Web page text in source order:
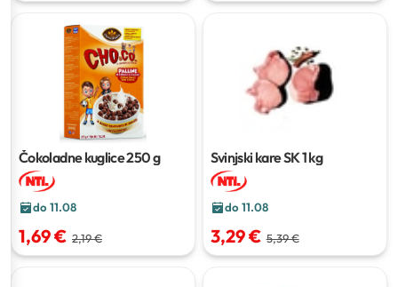
Čokoladne kuglice250 g
do 11.08
1,69 € 2,19 €
Svinjski kare SK1 kg
do 11.08
3,29 € 5,39 €